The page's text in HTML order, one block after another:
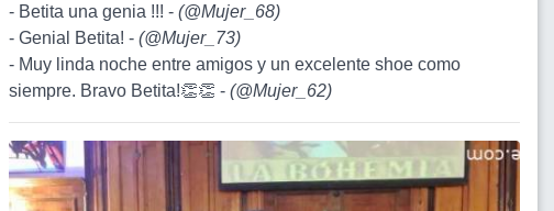
- Betita una genia !!! - (@Mujer_68)
- Genial Betita! - (@Mujer_73)
- Muy linda noche entre amigos y un excelente shoe como
siempre. Bravo Betita!👏👏 - (@Mujer_62)